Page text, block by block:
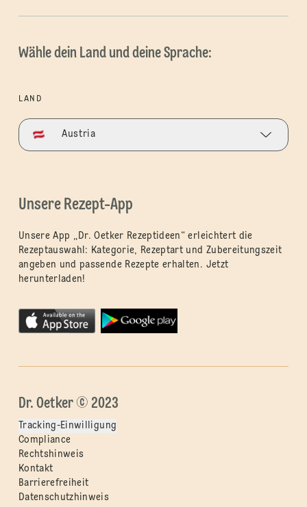
Wähle dein Land und deine Sprache:
LAND
Austria
Unsere Rezept-App
Unsere App „Dr. Oetker Rezeptideen“ erleichtert die
Rezeptauswahl: Kategorie, Rezeptart und Zubereitungszeit
angeben und passende Rezepte erhalten. Jetzt
herunterladen!
Dr. Oetker © 2023
Tracking-Einwilligung
Compliance
Rechtshinweis
Kontakt
Barrierefreiheit
Datenschutzhinweis